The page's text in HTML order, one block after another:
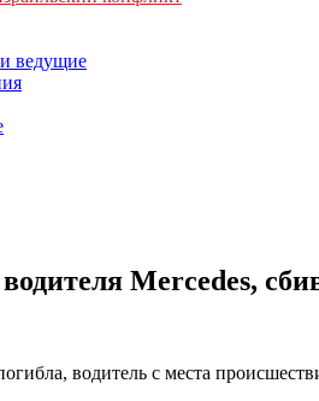
ведущие
Mercedes,
водитель с места